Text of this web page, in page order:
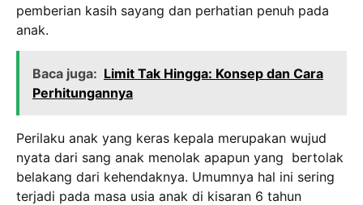
pemberian kasih sayang dan perhatian penuh pada
anak.
Baca juga: Limit Tak Hingga: Konsep dan Cara
Perhitungannya
Perilaku anak yang keras kepala merupakan wujud
nyata dari sang anak menolak apapun yang bertolak
belakang dari kehendaknya. Umumnya hal ini sering
terjadi pada masa usia anak di kisaran 6 tahun